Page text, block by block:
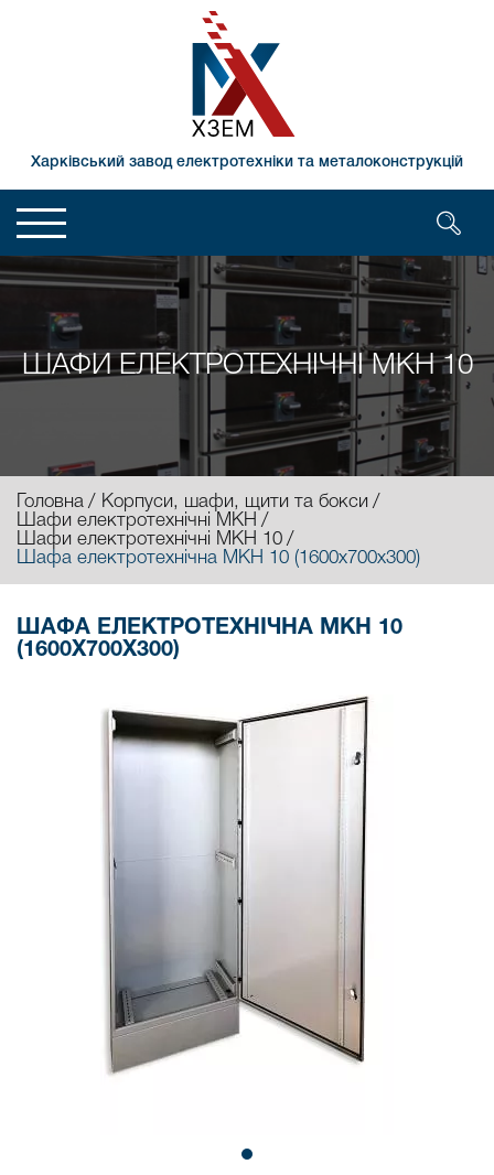
Харківський завод електротехніки та металоконструкцій
ШАФИ ЕЛЕКТРОТЕХНІЧНІ МКН 10
Головна
Корпуси, шафи, щити та бокси
Шафи електротехнічні МКН
Шафи електротехнічні МКН 10
Шафа електротехнічна МКН 10 (1600х700х300)
ШАФА ЕЛЕКТРОТЕХНІЧНА МКН 10
(1600Х700Х300)